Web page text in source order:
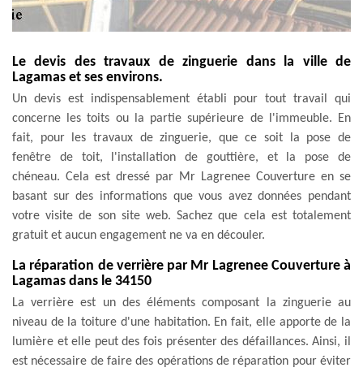
Le devis des travaux de zinguerie dans la ville de
Lagamas et ses environs.
Un devis est indispensablement établi pour tout travail qui
concerne les toits ou la partie supérieure de l'immeuble. En
fait, pour les travaux de zinguerie, que ce soit la pose de
fenêtre de toit, l'installation de gouttière, et la pose de
chéneau. Cela est dressé par Mr Lagrenee Couverture en se
basant sur des informations que vous avez données pendant
votre visite de son site web. Sachez que cela est totalement
gratuit et aucun engagement ne va en découler.
La réparation de verrière par Mr Lagrenee Couverture à
Lagamas dans le 34150
La verrière est un des éléments composant la zinguerie au
niveau de la toiture d'une habitation. En fait, elle apporte de la
lumière et elle peut des fois présenter des défaillances. Ainsi, il
est nécessaire de faire des opérations de réparation pour éviter